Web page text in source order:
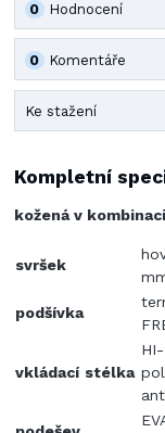
Hodnocení
0
Komentáře
0
Ke stažení
Kompletní
kožená v
svršek
podšívka
vkládací stélka